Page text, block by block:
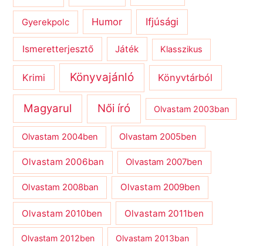
Gyerekpolc Humor Ifjúsági
Ismeretterjesztő Játék Klasszikus
Krimi Könyvajánló Könyvtárból
Magyarul Női író Olvastam 2003ban
Olvastam 2004ben Olvastam 2005ben
Olvastam 2006ban Olvastam 2007ben
Olvastam 2008ban Olvastam 2009ben
Olvastam 2010ben Olvastam 2011ben
Olvastam 2012ben Olvastam 2013ban